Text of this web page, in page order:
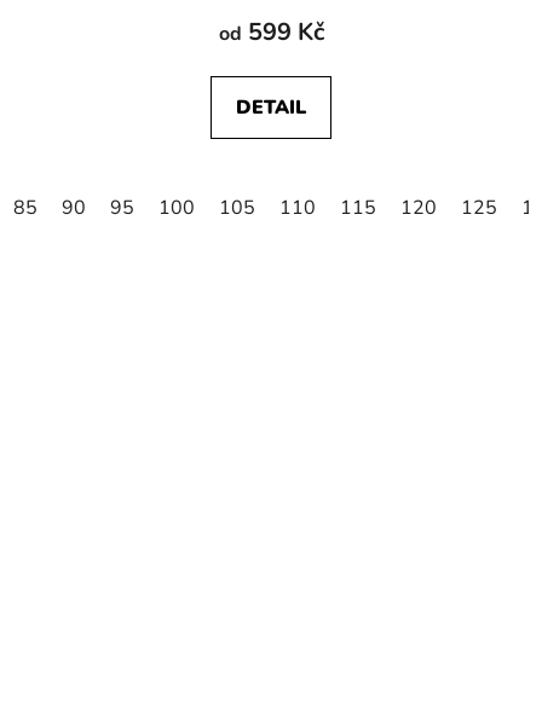
od 599 Kč
DETAIL
85 90 95 100 105 110 115 120 125